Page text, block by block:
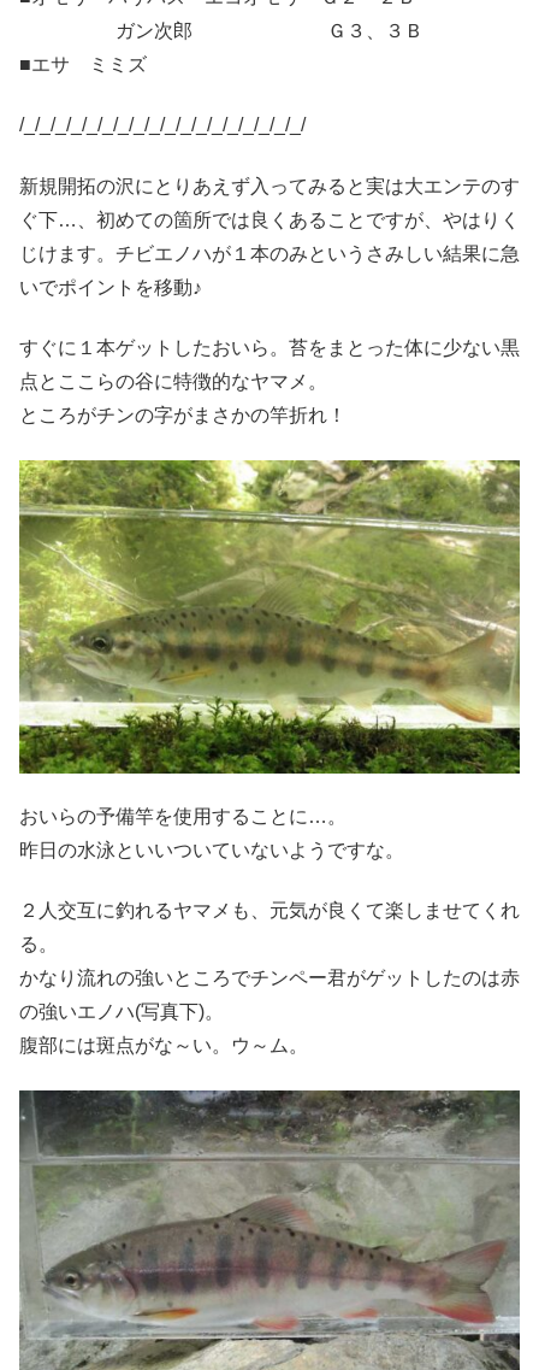
ガン次郎 Ｇ３、３Ｂ
■エサ ミミズ
/_/_/_/_/_/_/_/_/_/_/_/_/_/_/_/_/_/_/
新規開拓の沢にとりあえず入ってみると実は大エンテのす
ぐ下…、初めての箇所では良くあることですが、やはりく
じけます。チビエノハが１本のみというさみしい結果に急
いでポイントを移動♪
すぐに１本ゲットしたおいら。苔をまとった体に少ない黒
点とここらの谷に特徴的なヤマメ。
ところがチンの字がまさかの竿折れ！
おいらの予備竿を使用することに…。
昨日の水泳といいついていないようですな。
２人交互に釣れるヤマメも、元気が良くて楽しませてくれ
る。
かなり流れの強いところでチンペー君がゲットしたのは赤
の強いエノハ(写真下)。
腹部には斑点がな～い。ウ～ム。